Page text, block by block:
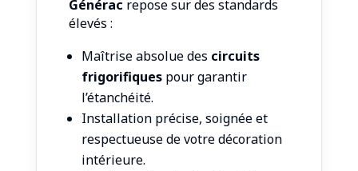
Générac repose sur des standards
élevés :
Maîtrise absolue des circuits
frigorifiquespour garantir
l’étanchéité.
Installation précise, soignée et
respectueuse de votre décoration
intérieure.